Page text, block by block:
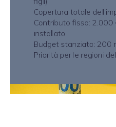
Copertura totale
Contributo fisso:
installato
Budget stanziato: 200
Priorità per le regioni